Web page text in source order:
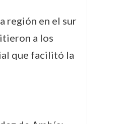
región en el sur
a los
que facilitó la